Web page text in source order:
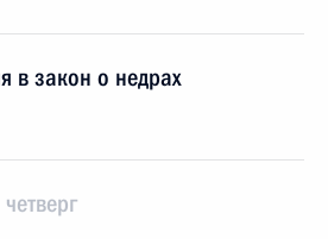
в закон о недрах